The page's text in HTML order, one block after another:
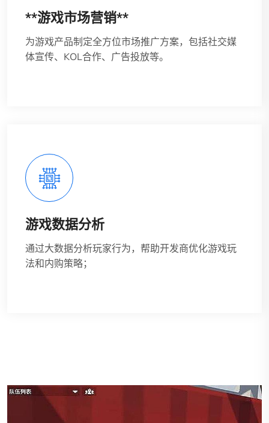
**游戏市场营销**
为游戏产品制定全方位市场推广方案，包括社交媒
体宣传、KOL合作、广告投放等。
游戏数据分析
通过大数据分析玩家行为，帮助开发商优化游戏玩
法和内购策略；